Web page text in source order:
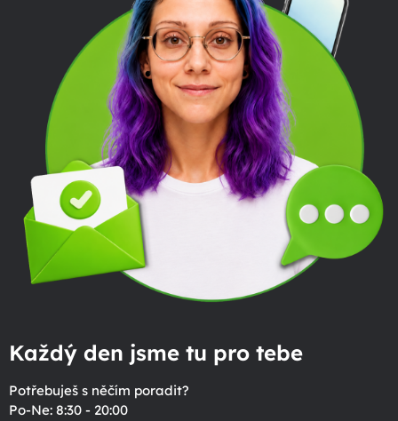
Každý den jsme tu pro tebe
Potřebuješ s něčím poradit?
Po-Ne: 8:30 - 20:00